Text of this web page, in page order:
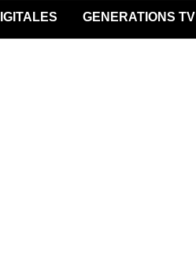
GENERATIONS TV